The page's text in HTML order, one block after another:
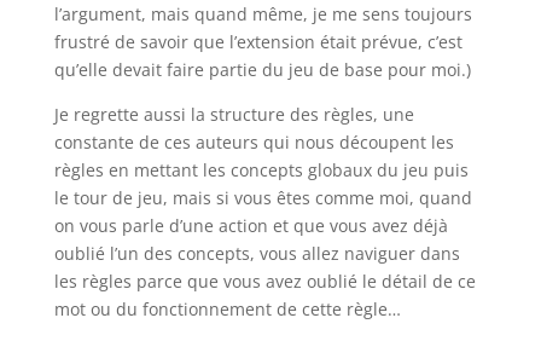
l’argument, mais quand même, je me sens toujours
frustré de savoir que l’extension était prévue, c’est
qu’elle devait faire partie du jeu de base pour moi.)
Je regrette aussi la structure des règles, une
constante de ces auteurs qui nous découpent les
règles en mettant les concepts globaux du jeu puis
le tour de jeu, mais si vous êtes comme moi, quand
on vous parle d’une action et que vous avez déjà
oublié l’un des concepts, vous allez naviguer dans
les règles parce que vous avez oublié le détail de ce
mot ou du fonctionnement de cette règle…